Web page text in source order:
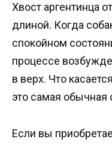
Хвост аргентинца
длиной. Когда
спокойном
процессе
в верх. Что
это самая обычная
Если вы